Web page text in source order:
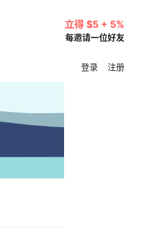
立得 $5 + 5%
每邀请一位好友
登录 注册